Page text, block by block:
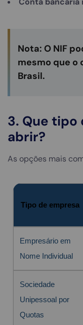
Nota: O NIF
mesmo que o
Brasil.
3. Que tipo
abrir?
As opções mais
Tipo de empresa
Empresário em
Nome Individual
Sociedade
Unipessoal por
Quotas